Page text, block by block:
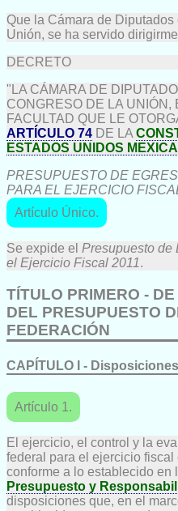
Que la Cámara de
Unión, se ha servido
DECRETO
"LA CÁMARA DE
CONGRESO DE LA UNIÓN,
FACULTAD QUE LE
ARTÍCULO 74 DE LA
ESTADOS UNIDOS
PRESUPUESTO DE
PARA EL EJERCICIO
Artículo Único.
Se expide el Presupuesto de
el Ejercicio Fiscal 2011.
TÍTULO PRIMERO -
DEL PRESUPUESTO
FEDERACIÓN
CAPÍTULO I -
Artículo 1.
El ejercicio, el control y la
federal para el ejercicio fiscal
conforme a lo establecido en
Presupuesto y
disposiciones que, en el